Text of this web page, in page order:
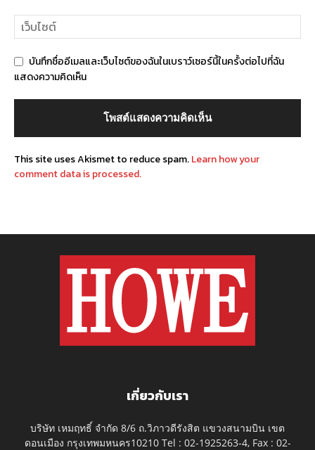
บันทึกชื่ออีเมลและเว็บไซต์ของฉันในเบราว์เซอร์นี้ในครั้งต่อไปที่ฉัน
แสดงความคิดเห็น
This site uses Akismet to reduce spam.Learn how your
comment data is processed.
เกี่ยวกับเรา
บริษัท เหมฤทธิ์ จำกัด 8/6 ถ.วิภาวดีรังสิต แขวงสนามบิน เขต
ดอนเมือง กรุงเทพมหนคร10210 Tel : 02-1925263-4, Fax : 02-